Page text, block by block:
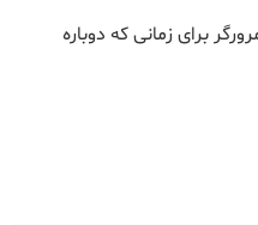
برای زمانی که دوباره